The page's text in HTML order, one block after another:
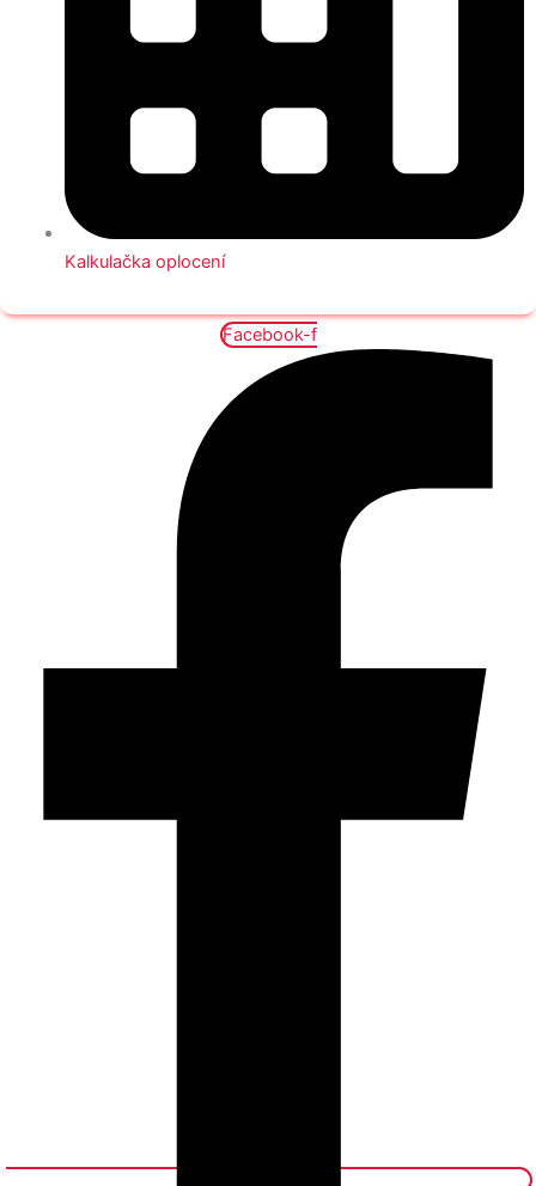
Kalkulačka oplocení
Facebook-f